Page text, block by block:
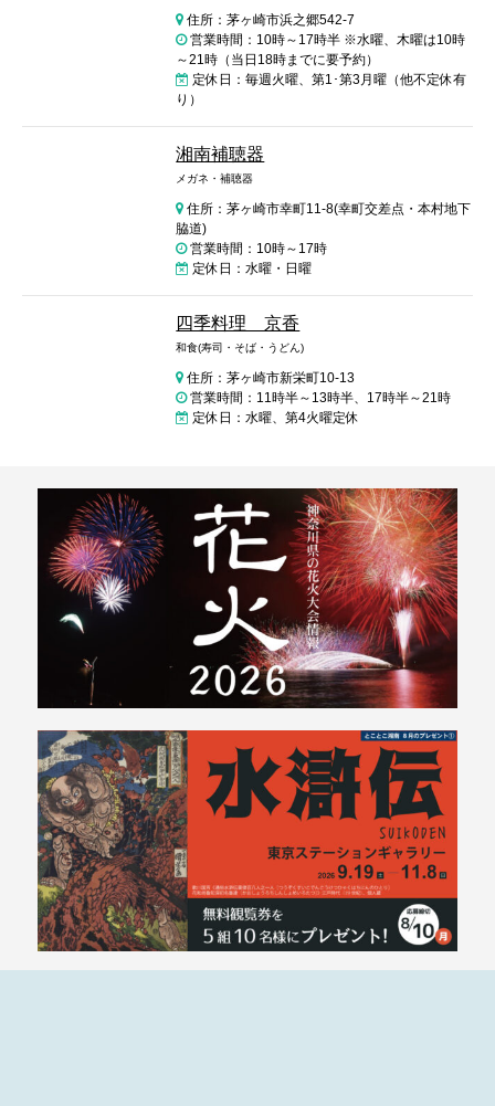
住所：茅ヶ崎市浜之郷542-7
営業時間：10時～17時半 ※水曜、木曜は10時
～21時（当日18時までに要予約）
定休日：毎週火曜、第1･第3月曜（他不定休有
り）
湘南補聴器
メガネ・補聴器
住所：茅ヶ崎市幸町11-8(幸町交差点・本村地下
脇道)
営業時間：10時～17時
定休日：水曜・日曜
四季料理 京香
和食(寿司・そば・うどん)
住所：茅ヶ崎市新栄町10-13
営業時間：11時半～13時半、17時半～21時
定休日：水曜、第4火曜定休